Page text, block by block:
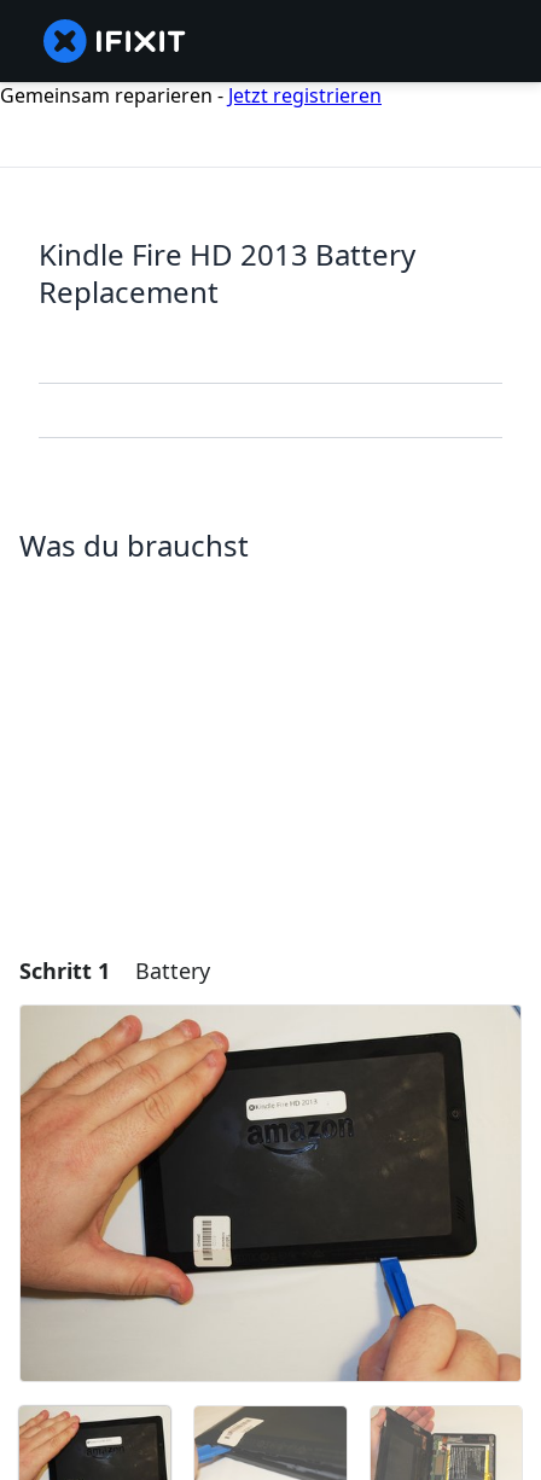
Gemeinsam reparieren - Jetzt registrieren
Kindle Fire HD 2013 Battery
Replacement
Was du brauchst
Schritt 1 Battery